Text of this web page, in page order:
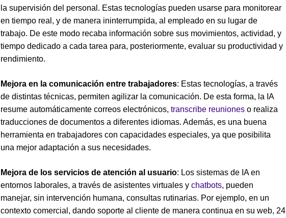
la supervisión del personal. Estas tecnologías pueden usarse para monitorear
en tiempo real, y de manera ininterrumpida, al empleado en su lugar de
trabajo. De este modo recaba información sobre sus movimientos, actividad, y
tiempo dedicado a cada tarea para, posteriormente, evaluar su productividad y
rendimiento.
Mejora en la comunicación entre trabajadores: Estas tecnologías, a través
de distintas técnicas, permiten agilizar la comunicación. De esta forma, la IA
resume automáticamente correos electrónicos, transcribe reuniones o realiza
traducciones de documentos a diferentes idiomas. Además, es una buena
herramienta en trabajadores con capacidades especiales, ya que posibilita
una mejor adaptación a sus necesidades.
Mejora de los servicios de atención al usuario: Los sistemas de IA en
entornos laborales, a través de asistentes virtuales y chatbots, pueden
manejar, sin intervención humana, consultas rutinarias. Por ejemplo, en un
contexto comercial, dando soporte al cliente de manera continua en su web, 24